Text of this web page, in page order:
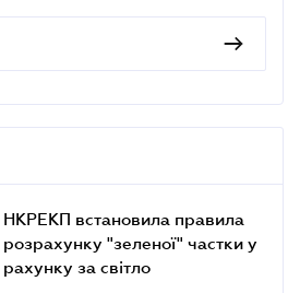
НКРЕКП встановила правила
розрахунку "зеленої" частки у
рахунку за світло